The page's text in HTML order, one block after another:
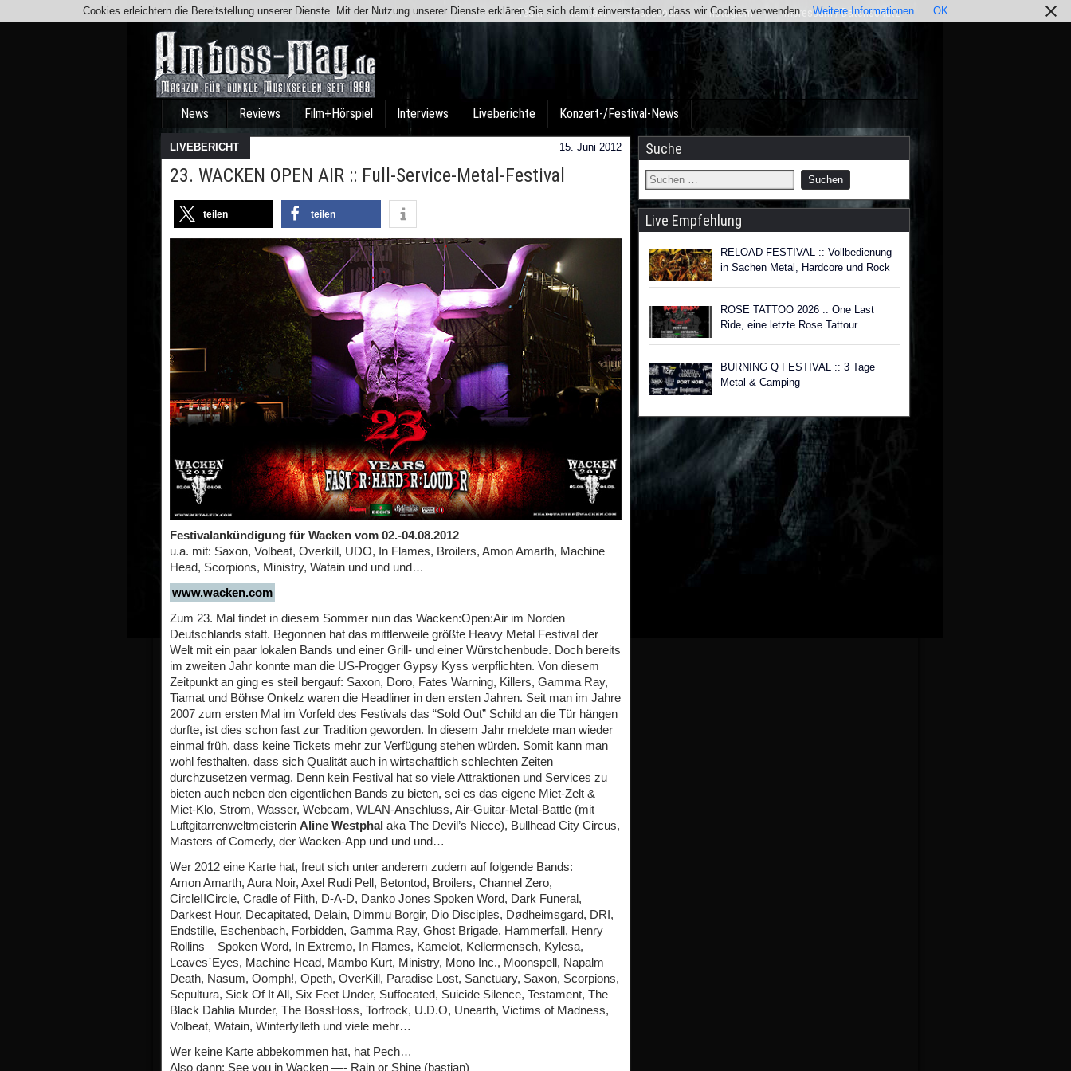
Team Kontakt Facebook Instagram Impressum / Datenschutz
News Reviews Film+Hörspiel Interviews Liveberichte Konzert-/Festival-News
LIVEBERICHT 15. Juni 2012
23. WACKEN OPEN AIR :: Full-Service-Metal-Festival
teilen teilen
Festivalankündigung für Wacken vom 02.-04.08.2012
u.a. mit: Saxon, Volbeat, Overkill, UDO, In Flames, Broilers, Amon Amarth, Machine
Head, Scorpions, Ministry, Watain und und und…
www.wacken.com
Zum 23. Mal findet in diesem Sommer nun das Wacken:Open:Air im Norden
Deutschlands statt. Begonnen hat das mittlerweile größte Heavy Metal Festival der
Welt mit ein paar lokalen Bands und einer Grill- und einer Würstchenbude. Doch bereits
im zweiten Jahr konnte man die US-Progger Gypsy Kyss verpflichten. Von diesem
Zeitpunkt an ging es steil bergauf: Saxon, Doro, Fates Warning, Killers, Gamma Ray,
Tiamat und Böhse Onkelz waren die Headliner in den ersten Jahren. Seit man im Jahre
2007 zum ersten Mal im Vorfeld des Festivals das “Sold Out” Schild an die Tür hängen
durfte, ist dies schon fast zur Tradition geworden. In diesem Jahr meldete man wieder
einmal früh, dass keine Tickets mehr zur Verfügung stehen würden. Somit kann man
wohl festhalten, dass sich Qualität auch in wirtschaftlich schlechten Zeiten
durchzusetzen vermag. Denn kein Festival hat so viele Attraktionen und Services zu
bieten auch neben den eigentlichen Bands zu bieten, sei es das eigene Miet-Zelt &
Miet-Klo, Strom, Wasser, Webcam, WLAN-Anschluss, Air-Guitar-Metal-Battle (mit
Luftgitarrenweltmeisterin Aline Westphal aka The Devil’s Niece), Bullhead City Circus,
Masters of Comedy, der Wacken-App und und und…
Wer 2012 eine Karte hat, freut sich unter anderem zudem auf folgende Bands:
Amon Amarth, Aura Noir, Axel Rudi Pell, Betontod, Broilers, Channel Zero,
CircleIICircle, Cradle of Filth, D-A-D, Danko Jones Spoken Word, Dark Funeral,
Darkest Hour, Decapitated, Delain, Dimmu Borgir, Dio Disciples, Dødheimsgard, DRI,
Endstille, Eschenbach, Forbidden, Gamma Ray, Ghost Brigade, Hammerfall, Henry
Rollins – Spoken Word, In Extremo, In Flames, Kamelot, Kellermensch, Kylesa,
Leaves´Eyes, Machine Head, Mambo Kurt, Ministry, Mono Inc., Moonspell, Napalm
Death, Nasum, Oomph!, Opeth, OverKill, Paradise Lost, Sanctuary, Saxon, Scorpions,
Sepultura, Sick Of It All, Six Feet Under, Suffocated, Suicide Silence, Testament, The
Black Dahlia Murder, The BossHoss, Torfrock, U.D.O, Unearth, Victims of Madness,
Volbeat, Watain, Winterfylleth und viele mehr…
Wer keine Karte abbekommen hat, hat Pech…
Also dann: See you in Wacken —- Rain or Shine (bastian)
Suche
Live Empfehlung
RELOAD FESTIVAL :: Vollbedienung
in Sachen Metal, Hardcore und Rock
ROSE TATTOO 2026 :: One Last
Ride, eine letzte Rose Tattour
BURNING Q FESTIVAL :: 3 Tage
Metal & Camping
Cookies erleichtern die Bereitstellung unserer Dienste. Mit der Nutzung unserer Dienste erklären Sie sich damit einverstanden, dass wir Cookies verwenden. Weitere Informationen OK